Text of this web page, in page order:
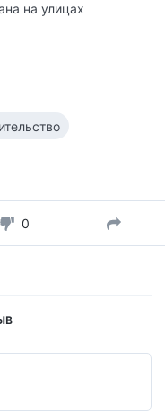
на улицах
0